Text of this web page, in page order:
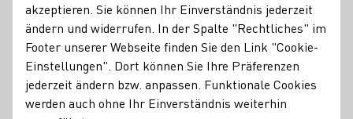
Glühwein Perlwein / Secco Sekt Wein Traubensaft
Mitgliedschaften
Vinissima - Frauen & Wein e.V.
Besondere Angebote
akzeptieren. Sie können Ihr Einverständnis jederzeit
ändern und widerrufen. In der Spalte "Rechtliches" im
Footer unserer Webseite finden Sie den Link "Cookie-
Einstellungen". Dort können Sie Ihre Präferenzen
jederzeit ändern bzw. anpassen. Funktionale Cookies
werden auch ohne Ihr Einverständnis weiterhin